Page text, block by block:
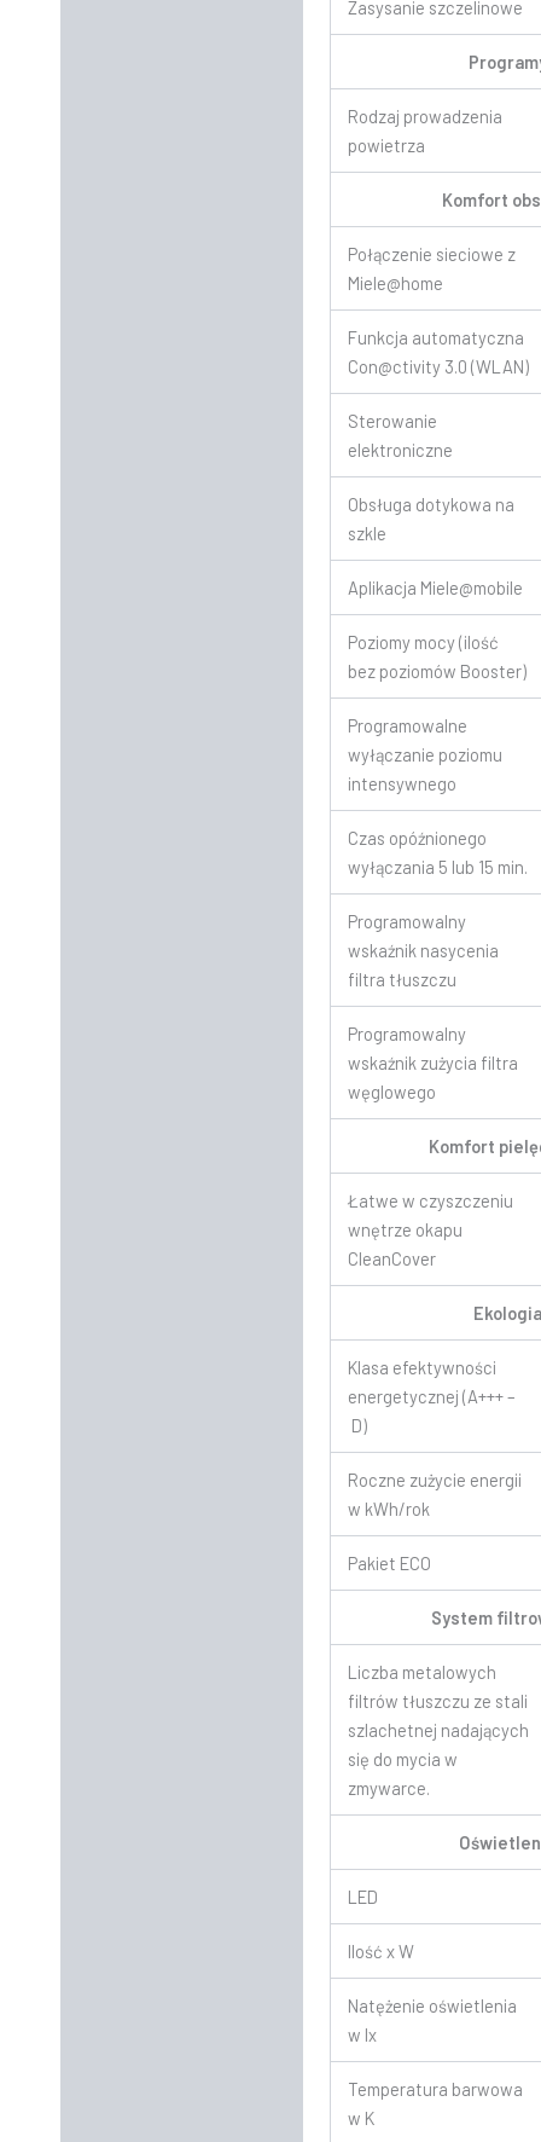
Zasysanie szczelinowe
Rodzaj prowadzenia
powietrza
Komfort
Połączenie sieciowe z
Miele@home
Funkcja automatyczna
Con@ctivity 3.0 (WLAN)
Sterowanie
elektroniczne
Obsługa dotykowa na
szkle
Aplikacja Miele@mobile
Poziomy mocy (ilość
bez poziomów Booster)
Programowalne
wyłączanie poziomu
intensywnego
Czas opóźnionego
wyłączania 5 lub 15 min.
Programowalny
wskaźnik nasycenia
filtra tłuszczu
Programowalny
wskaźnik zużycia filtra
węglowego
Komfort
Łatwe w czyszczeniu
wnętrze okapu
CleanCover
Klasa efektywności
energetycznej (A+++ –
D)
Roczne zużycie energii
w kWh/rok
Pakiet ECO
System
Liczba metalowych
filtrów tłuszczu ze stali
szlachetnej nadających
się do mycia w
zmywarce.
LED
Ilość x W
Natężenie oświetlenia
w lx
Temperatura barwowa
w K